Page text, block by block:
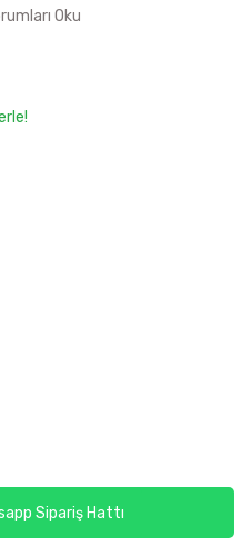
Oku
Sipariş Hattı